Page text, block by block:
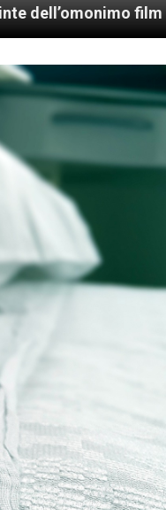
film di Wim